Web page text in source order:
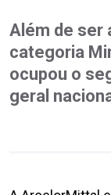
Além de ser
categoria
ocupou o
geral